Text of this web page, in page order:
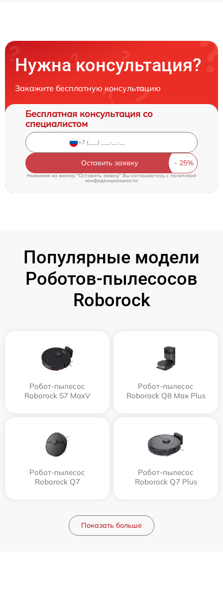
Нужна консультация?
Закажите бесплатную консультацию
Бесплатная консультация со
специалистом
Оставить заявку
Нажимая на кнопку "Оставить заявку" Вы соглашаетесь cполитикой
конфиденциальности
Популярные модели
Роботов-пылесосов
Roborock
Робот-пылесос
Roborock S7 MaxV
Робот-пылесос
Roborock Q8 Max Plus
Робот-пылесос
Roborock Q7
Робот-пылесос
Roborock Q7 Plus
Показать больше